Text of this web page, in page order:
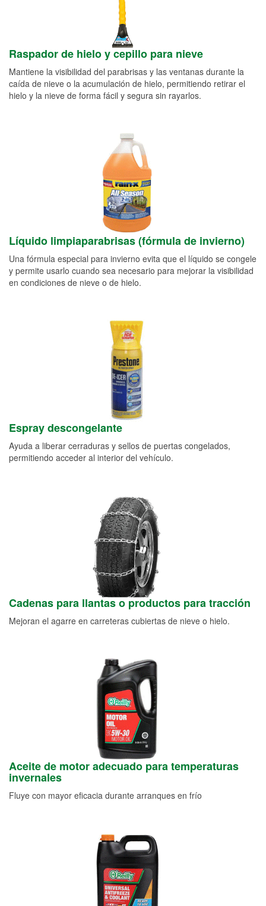
Raspador de hielo y cepillo para nieve
Mantiene la visibilidad del parabrisas y las ventanas durante la
caída de nieve o la acumulación de hielo, permitiendo retirar el
hielo y la nieve de forma fácil y segura sin rayarlos.
Líquido limpiaparabrisas (fórmula de invierno)
Una fórmula especial para invierno evita que el líquido se congele
y permite usarlo cuando sea necesario para mejorar la visibilidad
en condiciones de nieve o de hielo.
Espray descongelante
Ayuda a liberar cerraduras y sellos de puertas congelados,
permitiendo acceder al interior del vehículo.
Cadenas para llantas o productos para tracción
Mejoran el agarre en carreteras cubiertas de nieve o hielo.
Aceite de motor adecuado para temperaturas
invernales
Fluye con mayor eficacia durante arranques en frío